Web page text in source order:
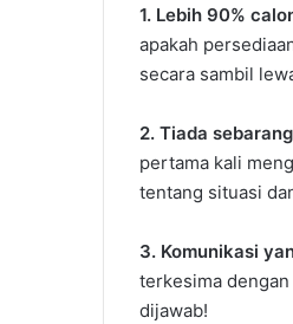
1. Lebih 90%
apakah
secara sambil
2. Tiada
pertama kali
tentang situasi
3. Komunikasi
terkesima
dijawab!